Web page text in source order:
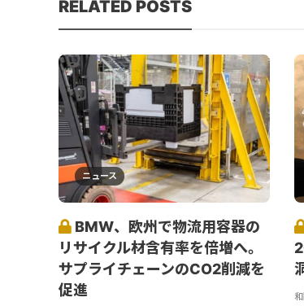
RELATED POSTS
ニュース
BMW、欧州で物流用容器の
リサイクル材含有率を倍増へ。
サプライチェーンのCO2削減を
促進